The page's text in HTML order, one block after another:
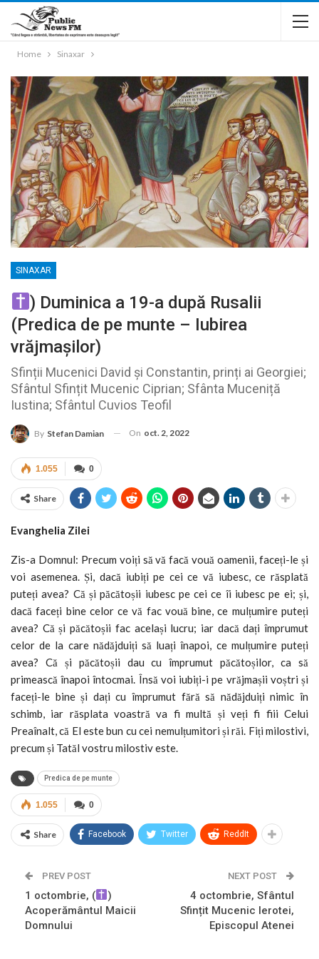
Home Sinaxar
SINAXAR
) Duminica a 19-a după Rusalii
(Predica de pe munte – Iubirea
vrăjmașilor)
Sfinții Mucenici David și Constantin, prinți ai Georgiei;
Sfântul Sfințit Mucenic Ciprian; Sfânta Muceniță
Iustina; Sfântul Cuvios Teofil
By Stefan Damian On oct. 2, 2022
0
1.055
Share
Evanghelia Zilei
Zis-a Domnul: Precum voiți să vă facă vouă oamenii, faceți-le și
voi asemenea. Și, dacă iubiți pe cei ce vă iubesc, ce răsplată
puteți avea? Că și păcătoșii iubesc pe cei ce îi iubesc pe ei; și,
dacă faceți bine celor ce vă fac vouă bine, ce mulțumire puteți
avea? Că și păcătoșii fac același lucru; iar dacă dați împrumut
celor de la care nădăjduiți să luați înapoi, ce mulțumire puteți
avea? Că și păcătoșii dau cu împrumut păcătoșilor, ca să
primească înapoi întocmai. Însă voi iubiți-i pe vrăjmașii voștri și
faceți-le bine și dați cu împrumut fără să nădăjduiți nimic în
schimb, iar răsplata voastră va fi multă și veți fi fiii Celui
Preaînalt, că El este bun cu cei nemulțumitori și răi. Fiți milostivi,
precum și Tatăl vostru milostiv este.
Predica de pe munte
0
1.055
Share Facebook Twitter ReddIt
PREV POST
1 octombrie, (
)
Acoperământul Maicii
Domnului
NEXT POST
4 octombrie, Sfântul
Sfințit Mucenic Ierotei,
Episcopul Atenei